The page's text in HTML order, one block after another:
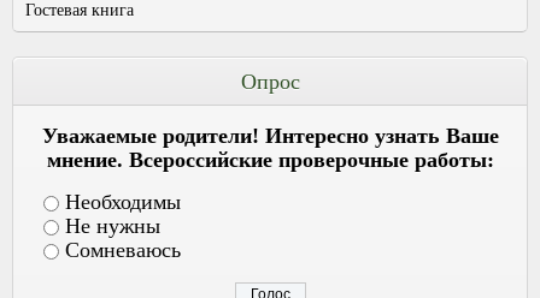
Гостевая книга
Опрос
Уважаемые родители! Интересно узнать Ваше
мнение. Всероссийские проверочные работы:
Необходимы
Не нужны
Сомневаюсь